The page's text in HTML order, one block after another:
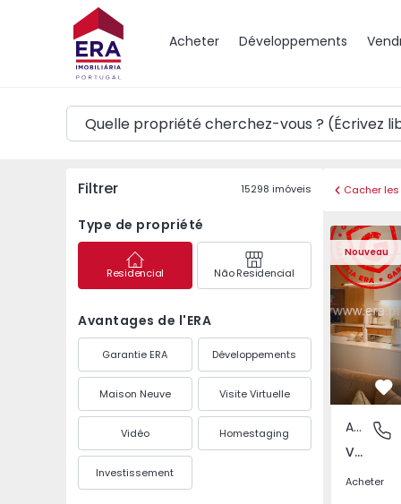
Acheter Développements
Carte
Filtrer 15298 imóveis
Type de propriété
Residencial Não Residencial
Avantages de l'ERA
Garantie ERA Développements
Maison Neuve Visite Virtuelle
Vidéo Homestaging
Investissement
Cacher
Nouveau
Appartement T2
Appartement
Venteira, Lisboa
Acheter